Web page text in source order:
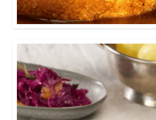
2:30